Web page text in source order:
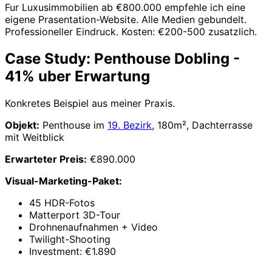
Fur Luxusimmobilien ab €800.000 empfehle ich eine
eigene Prasentation-Website. Alle Medien gebundelt.
Professioneller Eindruck. Kosten: €200-500 zusatzlich.
Case Study: Penthouse Dobling -
41% uber Erwartung
Konkretes Beispiel aus meiner Praxis.
Objekt: Penthouse im 19. Bezirk, 180m², Dachterrasse
mit Weitblick
Erwarteter Preis: €890.000
Visual-Marketing-Paket:
45 HDR-Fotos
Matterport 3D-Tour
Drohnenaufnahmen + Video
Twilight-Shooting
Investment: €1.890